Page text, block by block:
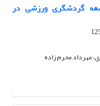
گردشگری ورزشی در
مهرداد محرم زاده